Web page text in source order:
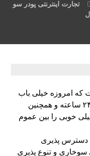
تجارت اینترنتی پودر سو
که امروزه خیلی باب
شده است و به دلیل استفاده راحت و ۲۴ ساعته و همچنین
خوبی را بین عموم
دسترس پذیری
و تنوع پذیری